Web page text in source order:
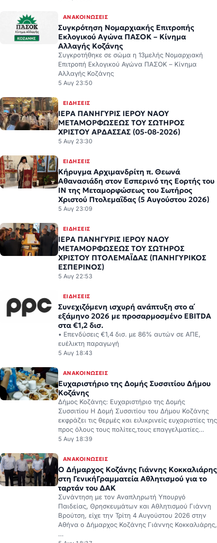
Συγκρότηση Νομαρχιακής Επιτροπής
Εκλογικού Αγώνα ΠΑΣΟΚ – Κίνημα
Αλλαγής Κοζάνης
Συγκροτήθηκε σε σώμα η 13μελής Νομαρχιακή
Επιτροπή Εκλογικού Αγώνα ΠΑΣΟΚ – Κίνημα
Αλλαγής Κοζάνης
5 Αυγ 23:50
ΙΕΡΑ ΠΑΝΗΓΥΡΙΣ ΙΕΡΟΥ ΝΑΟΥ
ΜΕΤΑΜΟΡΦΩΣΕΩΣ ΤΟΥ ΣΩΤΗΡΟΣ
ΧΡΙΣΤΟΥ ΑΡΔΑΣΣΑΣ (05-08-2026)
5 Αυγ 23:30
Κήρυγμα Αρχιμανδρίτη π. Θεωνά
Αθανασιάδη στον Εσπερινό της Εορτής του
ΙΝ της Μεταμορφώσεως του Σωτήρος
Χριστού Πτολεμαΐδας (5 Αυγούστου 2026)
5 Αυγ 23:09
ΙΕΡΑ ΠΑΝΗΓΥΡΙΣ ΙΕΡΟΥ ΝΑΟΥ
ΜΕΤΑΜΟΡΦΩΣΕΩΣ ΤΟΥ ΣΩΤΗΡΟΣ
ΧΡΙΣΤΟΥ ΠΤΟΛΕΜΑΪΔΑΣ (ΠΑΝΗΓΥΡΙΚΟΣ
ΕΣΠΕΡΙΝΟΣ)
5 Αυγ 22:53
Συνεχιζόμενη ισχυρή ανάπτυξη στο α΄
εξάμηνο 2026 με προσαρμοσμένο EBITDA
στα €1,2 δισ.
• Επενδύσεις €1,4 δισ. με 86% αυτών σε ΑΠΕ,
ευέλικτη παραγωγή
5 Αυγ 18:43
Ευχαριστήριο της Δομής Συσσιτίου Δήμου
Κοζάνης
Δήμος Κοζάνης: Ευχαριστήριο της Δομής
Συσσιτίου Η Δομή Συσσιτίου του Δήμου Κοζάνης
εκφράζει τις θερμές και ειλικρινείς ευχαριστίες της
προς όλους τους πολίτες,τους επαγγελματίες…
5 Αυγ 18:39
Ο Δήμαρχος Κοζάνης Γιάννης Κοκκαλιάρης
στη ΓενικήΓραμματεία Αθλητισμού για το
ταρτάν του ΔΑΚ
Συνάντηση με τον Αναπληρωτή Υπουργό
Παιδείας, Θρησκευμάτων και Αθλητισμού Γιάννη
Βρούτση, είχε την Τρίτη 4 Αυγούστου 2026 στην
Αθήνα ο Δήμαρχος Κοζάνης Γιάννης Κοκκαλιάρης,
…
5 Αυγ 18:37